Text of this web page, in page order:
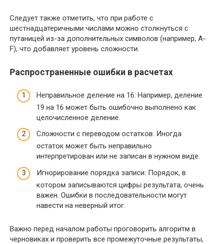
Следует также отметить, что при работе с
шестнадцатеричными числами можно столкнуться с
путаницей из-за дополнительных символов (например, A-
F), что добавляет уровень сложности.
Распространенные ошибки в расчетах
Неправильное деление на 16: Например, деление
19 на 16 может быть ошибочно выполнено как
целочисленное деление.
Сложности с переводом остатков: Иногда
остаток может быть неправильно
интерпретирован или не записан в нужном виде.
Игнорирование порядка записи: Порядок, в
котором записываются цифры результата, очень
важен. Ошибки в последовательности могут
навести на неверный итог.
Важно перед началом работы проговорить алгоритм в
черновиках и проверить все промежуточные результаты,